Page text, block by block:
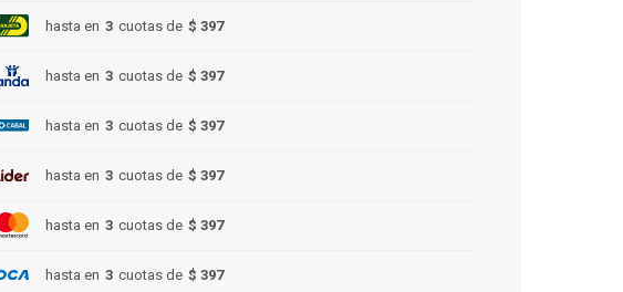
hasta en 3 cuotas de $ 397
hasta en 3 cuotas de $ 397
hasta en 3 cuotas de $ 397
hasta en 3 cuotas de $ 397
hasta en 3 cuotas de $ 397
hasta en 3 cuotas de $ 397